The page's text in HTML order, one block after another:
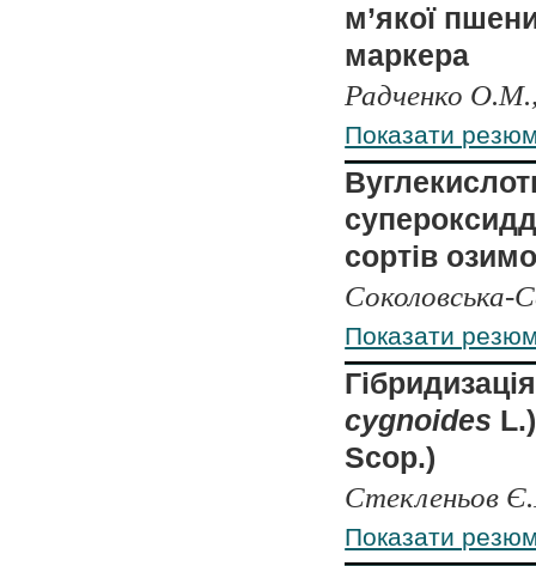
м’якої
маркера
Радченко
Показати
сортів
Соколовська-
Показати
cygnoides
Scop.)
Стекленьов
Показати